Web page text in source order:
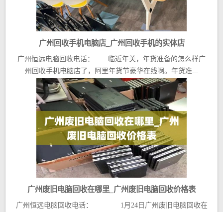
广州回收手机电脑店_广州回收手机的实体店
广州恒远电脑回收电话： 临近年关，年货准备的怎么样广
州回收手机电脑店了，阿里年货节豪华在线啊。年货准...
广州废旧电脑回收在哪里_广州废旧电脑回收价格表
广州恒远电脑回收电话： 1月24日广州废旧电脑回收在